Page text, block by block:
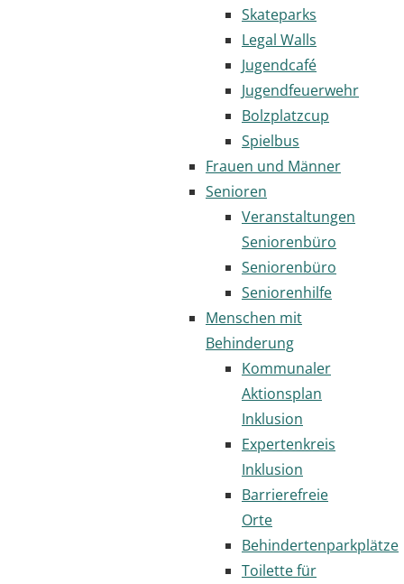
Skateparks
Legal Walls
Jugendcafé
Jugendfeuerwehr
Bolzplatzcup
Spielbus
Frauen und Männer
Senioren
Veranstaltungen
Seniorenbüro
Seniorenbüro
Seniorenhilfe
Menschen mit
Behinderung
Kommunaler
Aktionsplan
Inklusion
Expertenkreis
Inklusion
Barrierefreie
Orte
Behindertenparkplätze
Toilette für